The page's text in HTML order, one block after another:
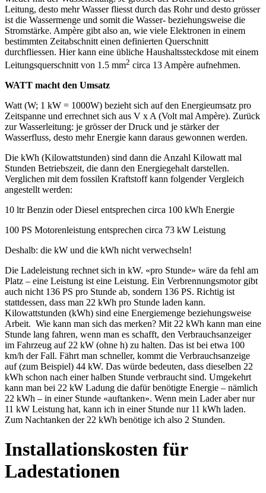
Leitung, desto mehr Wasser fliesst durch das Rohr und desto grösser
ist die Wassermenge und somit die Wasser- beziehungsweise die
Stromstärke. Ampère gibt also an, wie viele Elektronen in einem
bestimmten Zeitabschnitt einen definierten Querschnitt
durchfliessen. Hier kann eine übliche Haushaltssteckdose mit einem
Leitungsquerschnitt von 1.5 mm2 circa 13 Ampère aufnehmen.
WATT macht den Umsatz
Watt (W; 1 kW = 1000W) bezieht sich auf den Energieumsatz pro
Zeitspanne und errechnet sich aus V x A (Volt mal Ampère). Zurück
zur Wasserleitung: je grösser der Druck und je stärker der
Wasserfluss, desto mehr Energie kann daraus gewonnen werden.
Die kWh (Kilowattstunden) sind dann die Anzahl Kilowatt mal
Stunden Betriebszeit, die dann den Energiegehalt darstellen.
Verglichen mit dem fossilen Kraftstoff kann folgender Vergleich
angestellt werden:
10 ltr Benzin oder Diesel entsprechen circa 100 kWh Energie
100 PS Motorenleistung entsprechen circa 73 kW Leistung
Deshalb: die kW und die kWh nicht verwechseln!
Die Ladeleistung rechnet sich in kW. «pro Stunde» wäre da fehl am
Platz – eine Leistung ist eine Leistung. Ein Verbrennungsmotor gibt
auch nicht 136 PS pro Stunde ab, sondern 136 PS. Richtig ist
stattdessen, dass man 22 kWh pro Stunde laden kann.
Kilowattstunden (kWh) sind eine Energiemenge beziehungsweise
Arbeit. Wie kann man sich das merken? Mit 22 kWh kann man eine
Stunde lang fahren, wenn man es schafft, den Verbrauchsanzeiger
im Fahrzeug auf 22 kW (ohne h) zu halten. Das ist bei etwa 100
km/h der Fall. Fährt man schneller, kommt die Verbrauchsanzeige
auf (zum Beispiel) 44 kW. Das würde bedeuten, dass dieselben 22
kWh schon nach einer halben Stunde verbraucht sind. Umgekehrt
kann man bei 22 kW Ladung die dafür benötigte Energie – nämlich
22 kWh – in einer Stunde «auftanken». Wenn mein Lader aber nur
11 kW Leistung hat, kann ich in einer Stunde nur 11 kWh laden.
Zum Nachtanken der 22 kWh benötige ich also 2 Stunden.
Installationskosten für
Ladestationen